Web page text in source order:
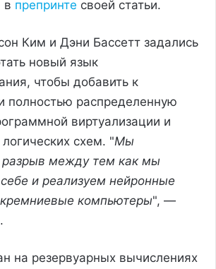
в препринте своей статьи.
Ким и Дэни Бассетт задались
новый язык
чтобы добавить к
полностью распределенную
виртуализации и
схем. "Мы
между тем как мы
и реализуем нейронные
компьютеры", —
на резервуарных вычислениях